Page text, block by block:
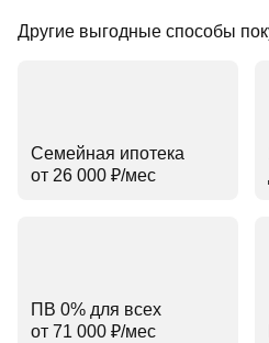
Другие выгодные способы
Семейная ипотека
от 26 000 ₽⁠/⁠мес
ПВ 0% для всех
от 71 000 ₽⁠/⁠мес